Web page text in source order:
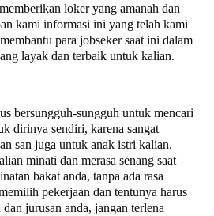
loker yang amanah dan
kami informasi ini yang telah kami
para jobseker saat ini dalam
layak dan terbaik untuk kalian.
bersungguh-sungguh untuk mencari
dirinya sendiri, karena sangat
san juga untuk anak istri kalian.
minati dan merasa senang saat
bakat anda, tanpa ada rasa
pekerjaan dan tentunya harus
jurusan anda, jangan terlena